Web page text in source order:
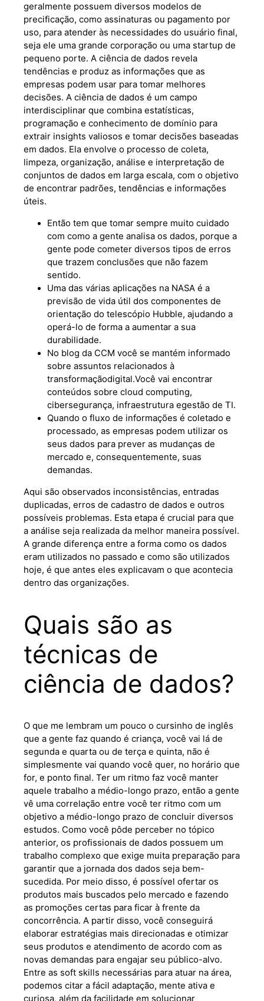
geralmente possuem diversos modelos de
precificação, como assinaturas ou pagamento por
uso, para atender às necessidades do usuário final,
seja ele uma grande corporação ou uma startup de
pequeno porte. A ciência de dados revela
tendências e produz as informações que as
empresas podem usar para tomar melhores
decisões. A ciência de dados é um campo
interdisciplinar que combina estatísticas,
programação e conhecimento de domínio para
extrair insights valiosos e tomar decisões baseadas
em dados. Ela envolve o processo de coleta,
limpeza, organização, análise e interpretação de
conjuntos de dados em larga escala, com o objetivo
de encontrar padrões, tendências e informações
úteis.
Então tem que tomar sempre muito cuidado
com como a gente analisa os dados, porque a
gente pode cometer diversos tipos de erros
que trazem conclusões que não fazem
sentido.
Uma das várias aplicações na NASA é a
previsão de vida útil dos componentes de
orientação do telescópio Hubble, ajudando a
operá-lo de forma a aumentar a sua
durabilidade.
No blog da CCM você se mantém informado
sobre assuntos relacionados à
transformaçãodigital.Você vai encontrar
conteúdos sobre cloud computing,
cibersegurança, infraestrutura egestão de TI.
Quando o fluxo de informações é coletado e
processado, as empresas podem utilizar os
seus dados para prever as mudanças de
mercado e, consequentemente, suas
demandas.
Aqui são observados inconsistências, entradas
duplicadas, erros de cadastro de dados e outros
possíveis problemas. Esta etapa é crucial para que
a análise seja realizada da melhor maneira possível.
A grande diferença entre a forma como os dados
eram utilizados no passado e como são utilizados
hoje, é que antes eles explicavam o que acontecia
dentro das organizações.
Quais são as
técnicas de
ciência de dados?
O que me lembram um pouco o cursinho de inglês
que a gente faz quando é criança, você vai lá de
segunda e quarta ou de terça e quinta, não é
simplesmente vai quando você quer, no horário que
for, e ponto final. Ter um ritmo faz você manter
aquele trabalho a médio-longo prazo, então a gente
vê uma correlação entre você ter ritmo com um
objetivo a médio-longo prazo de concluir diversos
estudos. Como você pôde perceber no tópico
anterior, os profissionais de dados possuem um
trabalho complexo que exige muita preparação para
garantir que a jornada dos dados seja bem-
sucedida. Por meio disso, é possível ofertar os
produtos mais buscados pelo mercado e fazendo
as promoções certas para ficar à frente da
concorrência. A partir disso, você conseguirá
elaborar estratégias mais direcionadas e otimizar
seus produtos e atendimento de acordo com as
novas demandas para engajar seu público-alvo.
Entre as soft skills necessárias para atuar na área,
podemos citar a fácil adaptação, mente ativa e
curiosa, além da facilidade em solucionar